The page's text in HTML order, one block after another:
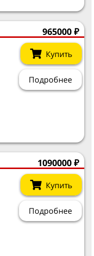
965000 ₽
Купить
Подробнее
1090000 ₽
Купить
Подробнее